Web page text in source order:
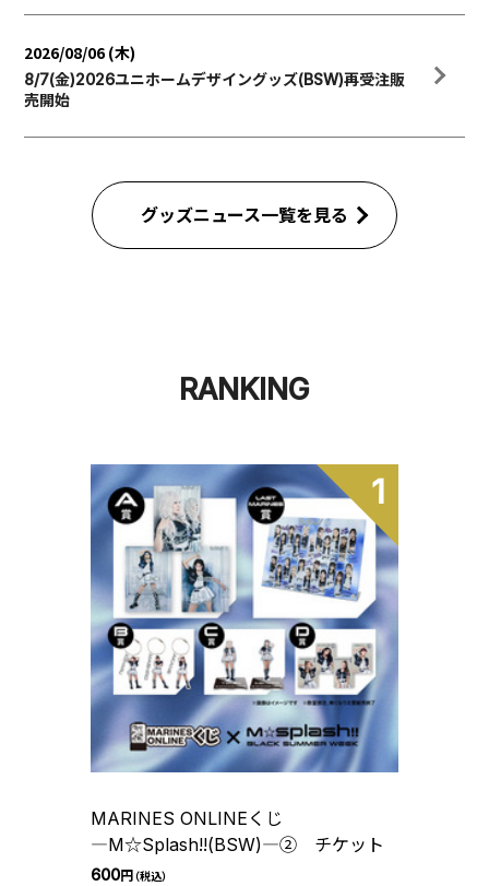
2026/08/06 (木)
8/7(金)2026ユニホームデザイングッズ(BSW)再受注販
売開始
グッズニュース一覧を見る
RANKING
1
MARINES ONLINEくじ
―M☆Splash!!(BSW)―② チケット
600円（税込）